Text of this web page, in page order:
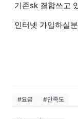
기존sk 결합쓰고
인터넷 가입하실
#요금 #만족도